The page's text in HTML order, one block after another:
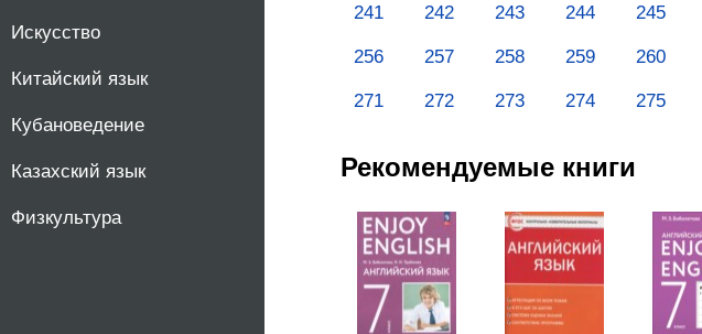
Искусство
Китайский язык
Кубановедение
Казахский язык
Физкультура
241 242 243 244 245
256 257 258 259 260
271 272 273 274 275
Рекомендуемые книги